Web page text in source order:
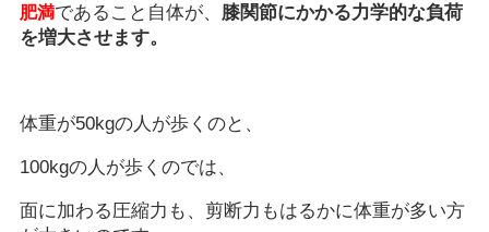
肥満であること自体が、 膝関節にかかる力学的な負荷
を増大させます。
体重が50kgの人が歩くのと、
100kgの人が歩くのでは、
面に加わる圧縮力も、剪断力もはるかに体重が多い方